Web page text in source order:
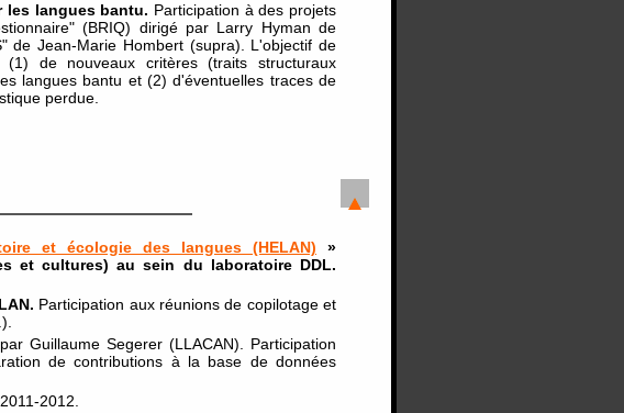
les langues bantu. Participation à des projets
(BRIQ) dirigé par Larry Hyman de
de Jean-Marie Hombert (supra). L'objectif de
de nouveaux critères (traits structuraux
langues bantu et (2) d'éventuelles traces de
perdue.
et écologie des langues (HELAN) »
et cultures) au sein du laboratoire DDL.
Participation aux réunions de copilotage et
Guillaume Segerer (LLACAN). Participation
de contributions à la base de données
2011-2012.